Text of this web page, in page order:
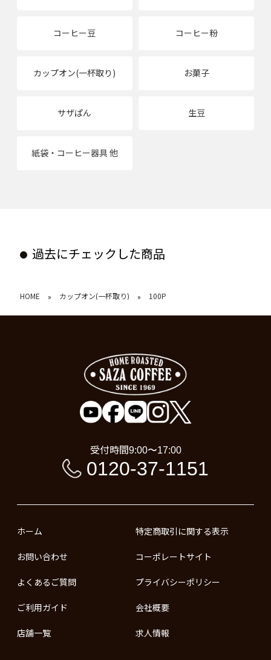
コーヒー豆 コーヒー粉
カップオン(一杯取り) お菓子
サザぱん 生豆
紙袋・コーヒー器具 他
過去にチェックした商品
HOME » カップオン(一杯取り) » 100P
受付時間9:00〜17:00
0120-37-1151
ホーム
お問い合わせ
よくあるご質問
ご利用ガイド
店舗一覧
特定商取引に関する表示
コーポレートサイト
プライバシーポリシー
会社概要
求人情報